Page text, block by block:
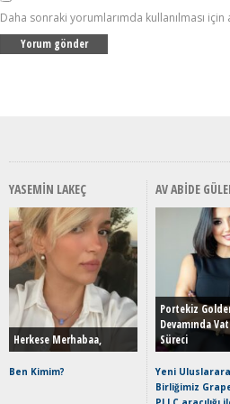
Daha sonraki yorumlarımda kullanılması
YASEMIN LAKEÇ
Herkese Merhabaa,
Ben Kimim?
AV ABIDE
Portekiz
Devamında
Süreci
Yeni
Birliğimiz